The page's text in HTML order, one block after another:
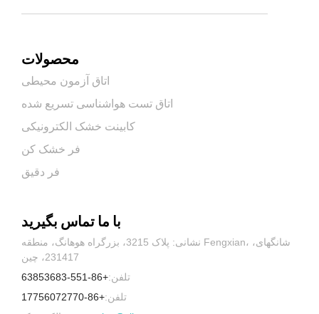
محصولات
اتاق آزمون محیطی
اتاق تست هواشناسی تسریع شده
کابینت خشک الکترونیکی
فر خشک کن
فر دقیق
با ما تماس بگیرید
نشانی: پلاک 3215، بزرگراه هوهانگ، منطقه Fengxian، شانگهای،
231417، چین
تلفن:+86-551-63853683
تلفن:+86-17756072770